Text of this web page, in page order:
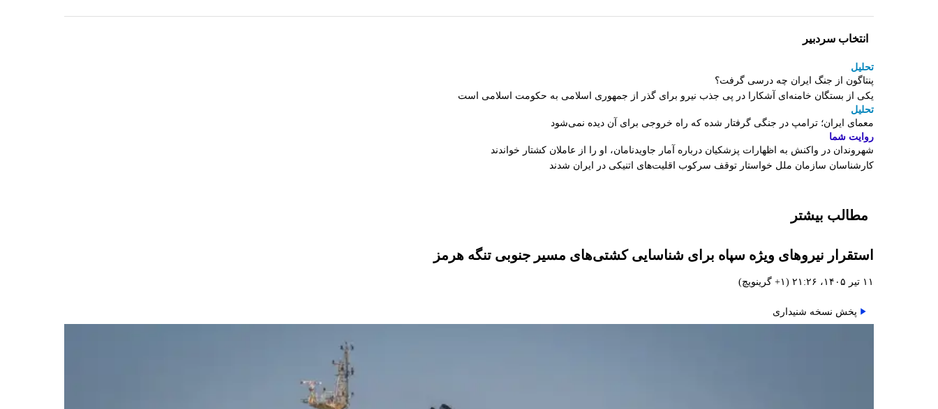
انتخاب سردبیر
تحلیل
پنتاگون از جنگ ایران چه درسی گرفت؟
یکی از بستگان خامنه‌ای آشکارا در پی جذب نیرو برای گذر از جمهوری اسلامی به حکومت اسلامی است
تحلیل
معمای ایران؛ ترامپ در جنگی گرفتار شده که راه خروجی برای آن دیده نمی‌شود
روایت شما
شهروندان در واکنش به اظهارات پزشکیان درباره آمار جاویدنامان، او را از عاملان کشتار خواندند
کارشناسان سازمان ملل خواستار توقف سرکوب اقلیت‌های اتنیکی در ایران شدند
مطالب بیشتر
استقرار نیروهای ویژه سپاه برای شناسایی کشتی‌های مسیر جنوبی تنگه هرمز
۱۱ تیر ۱۴۰۵، ۲۱:۲۶ (‎+۱ گرینویچ)
پخش نسخه شنیداری